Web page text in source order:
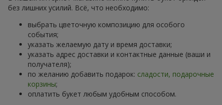
без лишних усилий. Всё, что необходимо:
выбрать цветочную композицию для особого
события;
указать желаемую дату и время доставки;
указать адрес доставки и контактные данные (ваши и
получателя);
по желанию добавить подарок: сладости, подарочные
корзины;
оплатить букет любым удобным способом.